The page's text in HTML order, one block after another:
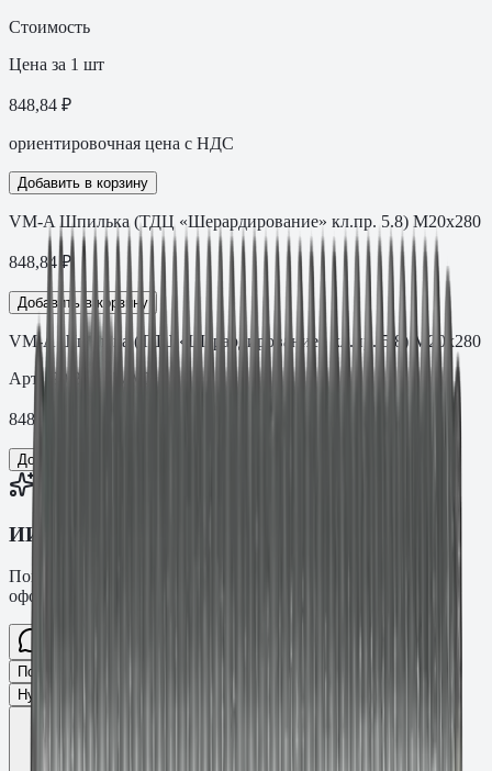
Стоимость
Цена за 1 шт
848,84 ₽
ориентировочная цена с НДС
Добавить в корзину
VM-A Шпилька (ТДЦ «Шерардирование» кл.пр. 5.8) M20х280
848,84₽
Добавить в корзину
VM-A Шпилька (ТДЦ «Шерардирование» кл.пр. 5.8) M20х280
Арт. .20.28088VMF
848,84
Добавить в корзину
ИИ-консультант Fasty
Помогу подобрать товар, расскажу характеристики и
оформлю заявку.
Подобрать размер
Нужен ТС/ТО